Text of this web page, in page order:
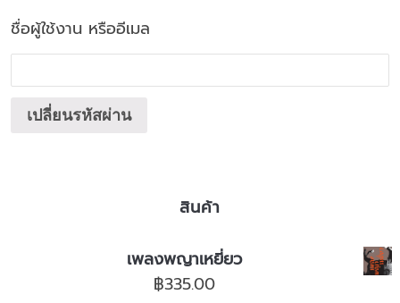
ชื่อผู้ใช้งาน หรืออีเมล
เปลี่ยนรหัสผ่าน
สินค้า
เพลงพญาเหยี่ยว
฿335.00